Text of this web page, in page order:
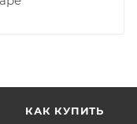
КАК КУПИТЬ